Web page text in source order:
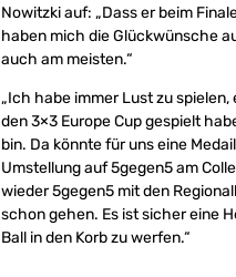
Nowitzki auf: „Dass er beim
haben mich die Glückwünsche
auch am meisten.“
„Ich habe immer Lust zu
den 3×3 Europe Cup gespielt
bin. Da könnte für uns eine
Umstellung auf 5gegen5 am
wieder 5gegen5 mit den
schon gehen. Es ist sicher eine
Ball in den Korb zu werfen.“